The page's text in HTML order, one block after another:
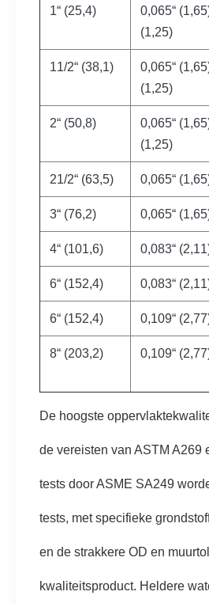
1“ (25,4)
0,065“
(1,25)
11/2“ (38,1)
0,065“
(1,25)
2“ (50,8)
0,065“
(1,25)
21/2“ (63,5) 0,065“
3“ (76,2) 0,065“
4“ (101,6) 0,083“
6“ (152,4) 0,083“
6“ (152,4) 0,109“
8“ (203,2) 0,109“
De hoogste
de vereisten van ASTM A269
tests door ASME SA249
tests, met specifieke
en de strakkere OD en
kwaliteitsproduct. Heldere